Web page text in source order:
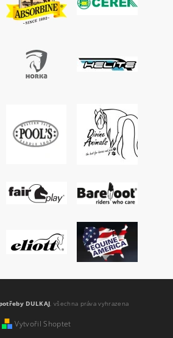
DULKAJ , všechna práva vyhrazena
Vytvořil Shoptet